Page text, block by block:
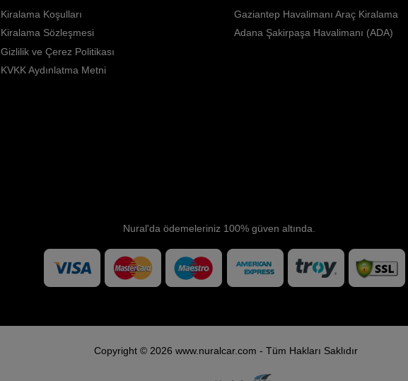
Kiralama Koşulları
Kiralama Sözleşmesi
Gizlilik ve Çerez Politikası
KVKK Aydınlatma Metni
Gaziantep Havalimanı Araç Kiralama
Adana Şakirpaşa Havalimanı (ADA)
Nural'da ödemeleriniz 100% güven altında.
Copyright © 2026 www.nuralcar.com - Tüm Hakları Saklıdır